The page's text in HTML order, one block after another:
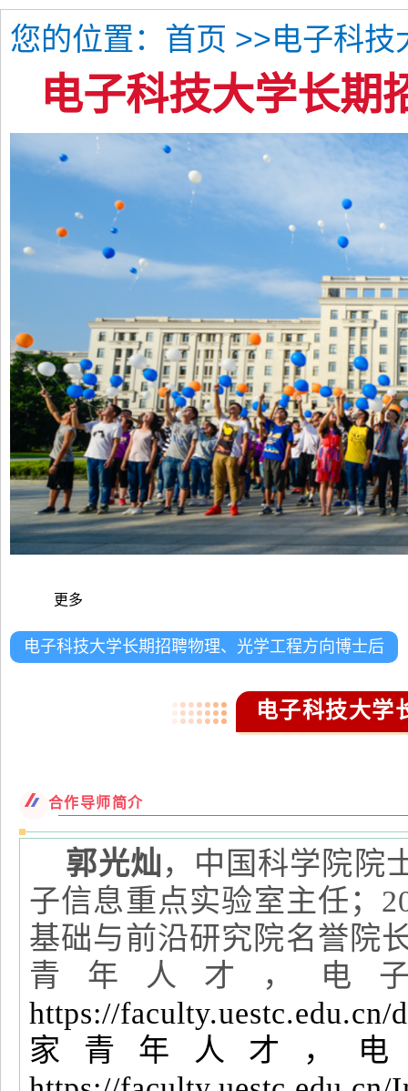
您的位置： 首页 >>电子科技
电子科技大学长期
更多
电子科技大学长期招聘物理、光学工程方向博士后
电子科技大学
合作导师简介
郭光灿，中国科学院院
子信息重点实验室主任；
基础与前沿研究院名誉院
青年人才，电
https://
家青年人才，